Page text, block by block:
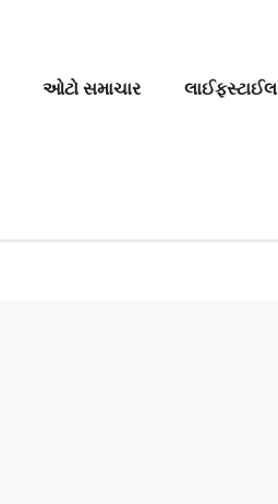
ઓટો સમાચાર લાઈફસ્ટાઈલ